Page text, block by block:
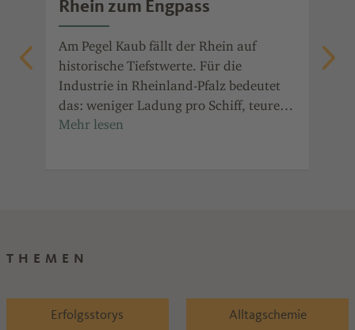
Rhein zum Engpass
Am Pegel Kaub fällt der Rhein auf
historische Tiefstwerte. Für die
Industrie in Rheinland-Pfalz bedeutet
das: weniger Ladung pro Schiff, teurere
Transporte und Ausweichrouten.
THEMEN
Erfolgsstorys Alltagschemie